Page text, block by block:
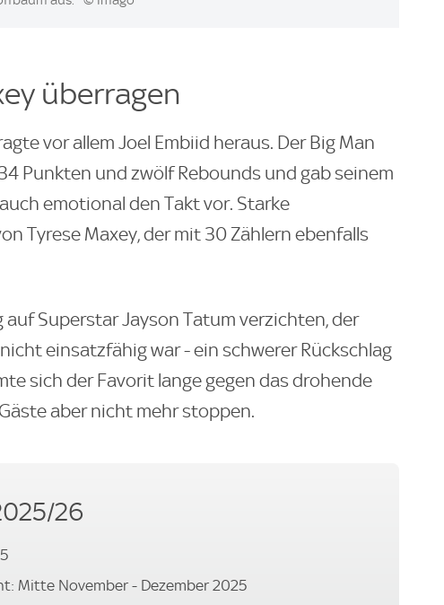
überragen
vor allem Joel Embiid heraus. Der Big Man
Punkten und zwölf Rebounds und gab seinem
emotional den Takt vor. Starke
Tyrese Maxey, der mit 30 Zählern ebenfalls
Superstar Jayson Tatum verzichten, der
einsatzfähig war - ein schwerer Rückschlag
sich der Favorit lange gegen das drohende
aber nicht mehr stoppen.
26
Mitte November - Dezember 2025